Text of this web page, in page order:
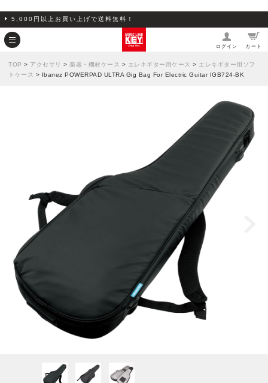
5,000円以上お買い上げで送料無料！
ログイン カート
TOP > アクセサリ > 楽器・機材ケース > エレキギター用ケース > エレキギター用ソフ
トケース > Ibanez POWERPAD ULTRA Gig Bag For Electric Guitar IGB724-BK